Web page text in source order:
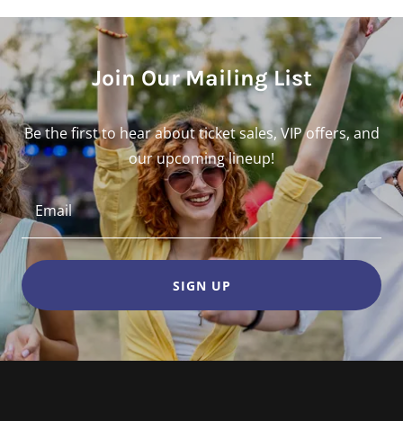
Join Our Mailing List
Be the first to hear about ticket sales, VIP offers, and
our upcoming lineup!
Email
SIGN UP